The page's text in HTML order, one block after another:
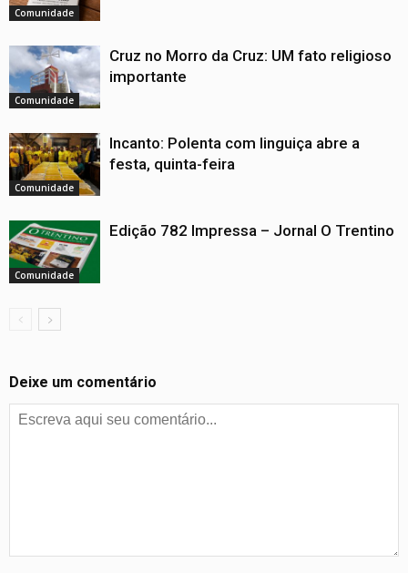
Comunidade
Comunidade
Cruz no Morro da Cruz: UM fato religioso
importante
Comunidade
Incanto: Polenta com linguiça abre a
festa, quinta-feira
Comunidade
Edição 782 Impressa – Jornal O Trentino
Deixe um comentário